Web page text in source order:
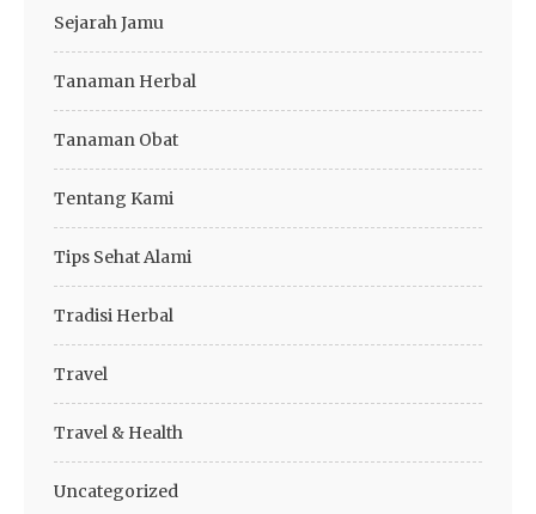
Sejarah Jamu
Tanaman Herbal
Tanaman Obat
Tentang Kami
Tips Sehat Alami
Tradisi Herbal
Travel
Travel & Health
Uncategorized